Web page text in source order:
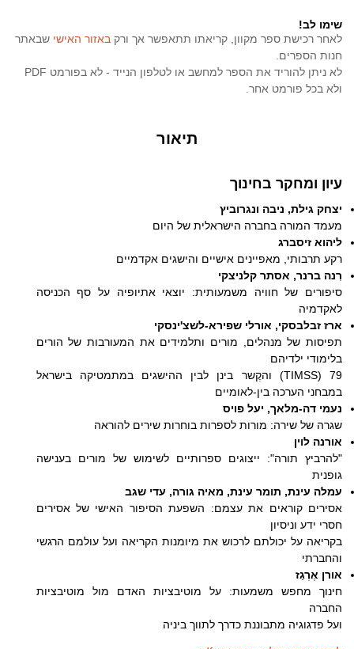
שימו לב!
לאחר רכישת ספר מקוון, קריאתו תתאפשר אך ורק באזור האישי שבאתר
חנות הספרים.
לא ניתן להוריד את הספר למחשב או לטלפון הנייד - לא בפורמט PDF
ולא בכל פורמט אחר.
תיאור
עיון ומחקר בחינוך
יצחק גילת, ניבה ונגרוביץ
מעמד המורה בחברה הישראלית של היום
ליהוא זיסברג
רקע תרבותי, מאפיינים אישיים והישגים אקדמיים
רִנה ברנר, אסתר קלניצקי
סיפורים של חוויה משמעותית: יוצאי אתיופיה על סף הכניסה
לאקדמיה
ארז זבלבסקי, אורלי שפירא-לשצ'ינסקי
תפיסות של מנהלים, מורים ותלמידים את המעורבות של הורים
בלימודי ילדיהם
79 (TIMSS) והקֶשר בינן לבין ההישגים במתמטיקה בישראל
במבחני הערכה בין-לאומיים
נעמי דה-מלאך, יעל פויס
שגרה של שירה: מורות לספרות בוחרות שירים להוראה
אורנה לוין
"להרביץ תורה": ייצוגים ספרותיים לשימוש של מורים בענישה
גופנית
עמלה עינת, תומר עינת, מאיה גורה, עדי שגב
אסירים קוראים את עצמם: השפעת הסיפור האישי של אסירים
חסרי ידע וניסיון
בקריאה על יכולתם לרכוש את מיומנות הקריאה ועל עולמם הרגשי
והחברתי
אורן אֶרְגַז
חינוך מחפש משמעות: על מוטיבציות האדם מול מוטיבציות
החברה
ועל פדגוגיה מתבוננת כדרך לתווך ביניה